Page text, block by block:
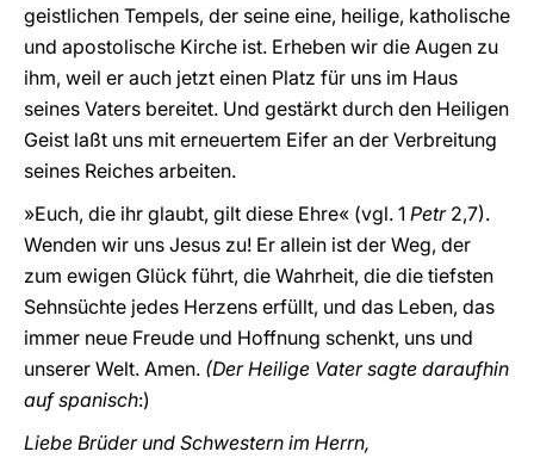
geistlichen Tempels, der seine eine, heilige, katholische
und apostolische Kirche ist. Erheben wir die Augen zu
ihm, weil er auch jetzt einen Platz für uns im Haus
seines Vaters bereitet. Und gestärkt durch den Heiligen
Geist laßt uns mit erneuertem Eifer an der Verbreitung
seines Reiches arbeiten.
»Euch, die ihr glaubt, gilt diese Ehre« (vgl. 1 Petr 2,7).
Wenden wir uns Jesus zu! Er allein ist der Weg, der
zum ewigen Glück führt, die Wahrheit, die die tiefsten
Sehnsüchte jedes Herzens erfüllt, und das Leben, das
immer neue Freude und Hoffnung schenkt, uns und
unserer Welt. Amen. (Der Heilige Vater sagte daraufhin
auf spanisch:)
Liebe Brüder und Schwestern im Herrn,